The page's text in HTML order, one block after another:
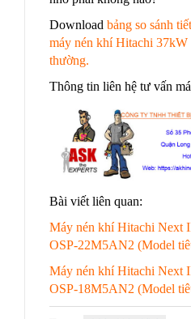
Download bảng so sánh
máy nén khí Hitachi 37kW
thường.
Thông tin liên hệ tư vấn
Bài viết liên quan:
Máy nén khí Hitachi Next
OSP-22M5AN2 (Model
Máy nén khí Hitachi Next
OSP-18M5AN2 (Model